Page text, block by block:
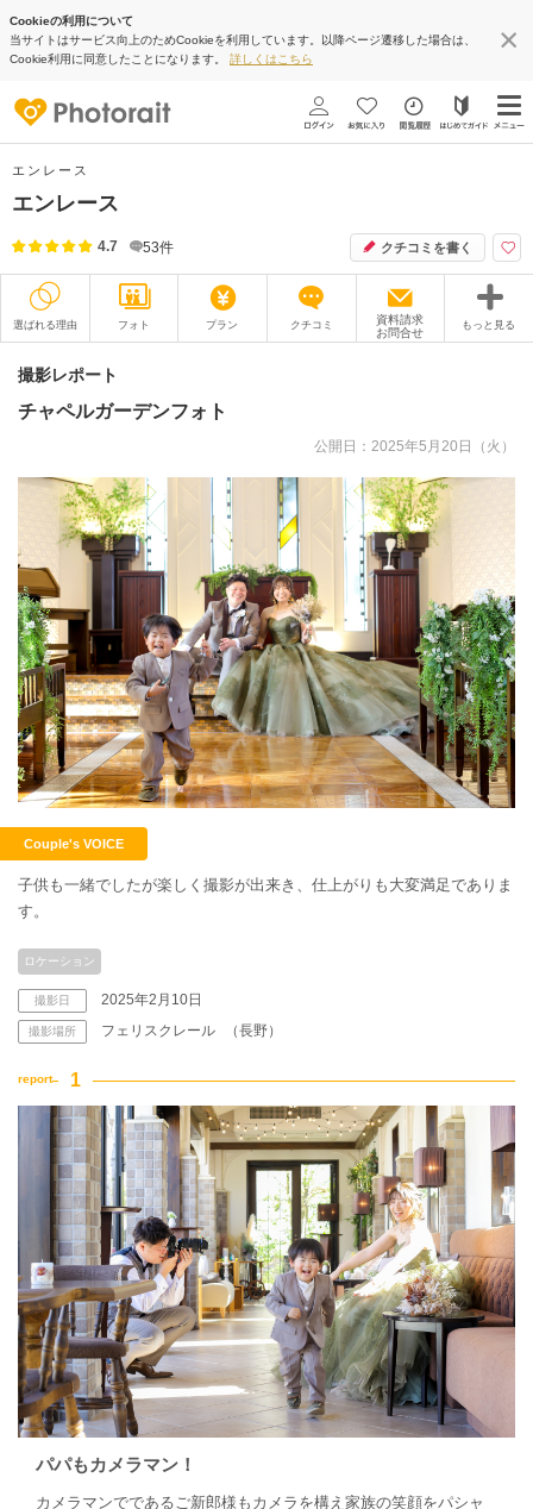
Cookieの利用について
当サイトはサービス向上のためCookieを利用しています。以降ページ遷移した場合は、
Cookie利用に同意したことになります。 詳しくはこちら
エンレース
エンレース
4.7 53件 クチコミを書く
選ばれる理由 フォト プラン クチコミ
資料請求
お問合せ
もっと見る
撮影レポート
衣装
アクセス/TEL スタジオトップ
撮影レポート
チャペルガーデンフォト
公開日：2025年5月20日（火）
Couple's VOICE
子供も一緒でしたが楽しく撮影が出来き、仕上がりも大変満足でありま
す。
ロケーション
撮影日 2025年2月10日
撮影場所 フェリスクレール （長野）
パパもカメラマン！
カメラマンでであるご新郎様もカメラを構え家族の笑顔をパシャ